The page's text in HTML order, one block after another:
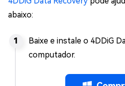
abaixo:
Baixe e instale o 4DDiG
computador.